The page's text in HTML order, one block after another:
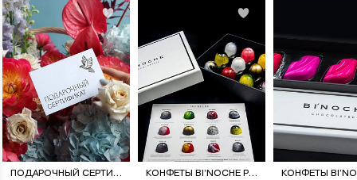
ПОДАРОЧНЫЙ СЕРТИФИКАТ НА ЦВЕТОЧНУЮ ПОДПИСКУ КОНФЕТЫ BI’NOCHE PREMIERE